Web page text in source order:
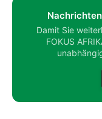
Damit Sie
FOKUS